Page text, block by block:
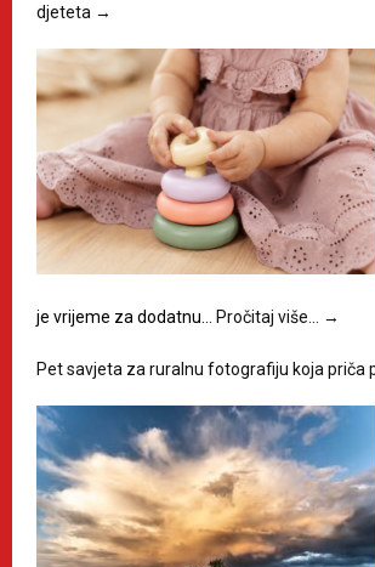
djeteta →
je vrijeme za dodatnu…
Pročitaj više… →
Pet savjeta za ruralnu fotografiju koja priča